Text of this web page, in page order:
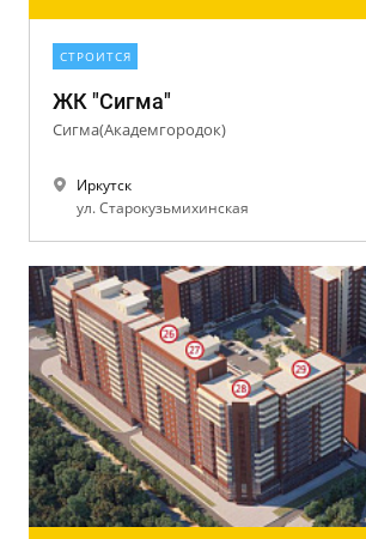
СТРОИТСЯ
ЖК "Сигма"
Сигма(Академгородок)
Иркутск
ул. Старокузьмихинская